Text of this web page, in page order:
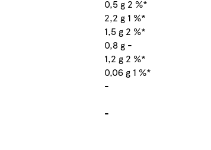
0,5 g 2 %*
2,2 g 1 %*
1,5 g 2 %*
0,8 g -
1,2 g 2 %*
0,06 g 1 %*
-
-